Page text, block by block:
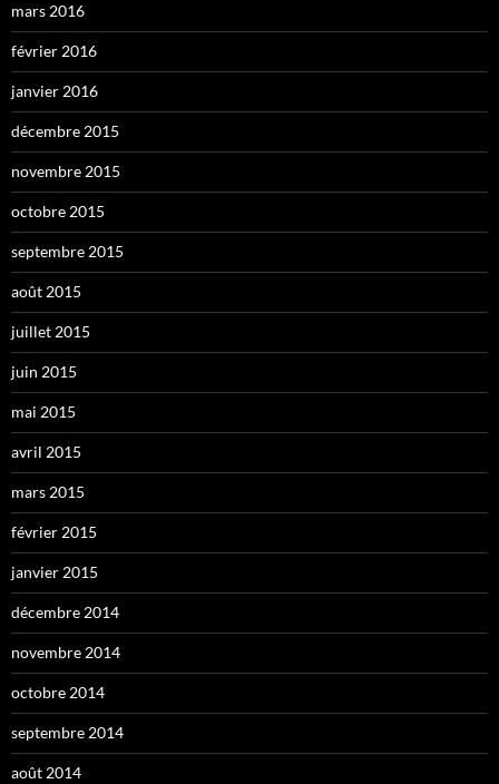
mars 2016
février 2016
janvier 2016
décembre 2015
novembre 2015
octobre 2015
septembre 2015
août 2015
juillet 2015
juin 2015
mai 2015
avril 2015
mars 2015
février 2015
janvier 2015
décembre 2014
novembre 2014
octobre 2014
septembre 2014
août 2014